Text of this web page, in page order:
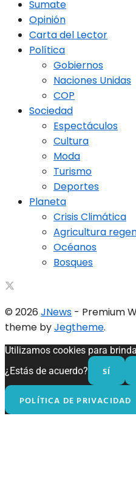
Sumate
Opinión
Carta del Lector
Política
Gobiernos
Naciones Unidas
COP
Sociedad
Espectáculos
Cultura
Moda
Turismo
Deportes
Planeta
Crisis Climática
Agricultura
Océanos
Bosques
© 2026 JNews - Premium
theme byJegtheme.
Utilizamos cookies para
¿Estás de acuerdo?
SÍ
POLÍTICA DE PRIVACIDAD